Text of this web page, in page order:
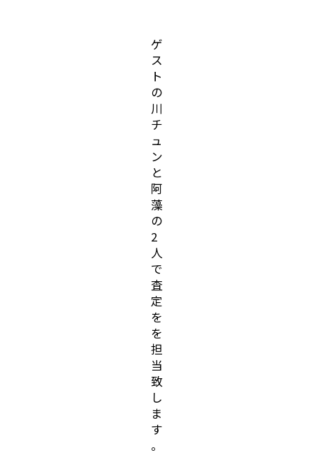
ゲ
ス
ト
の
川
チ
ュ
ン
と
阿
藻
の
2
人
で
査
定
を
を
担
当
致
し
ま
す
。